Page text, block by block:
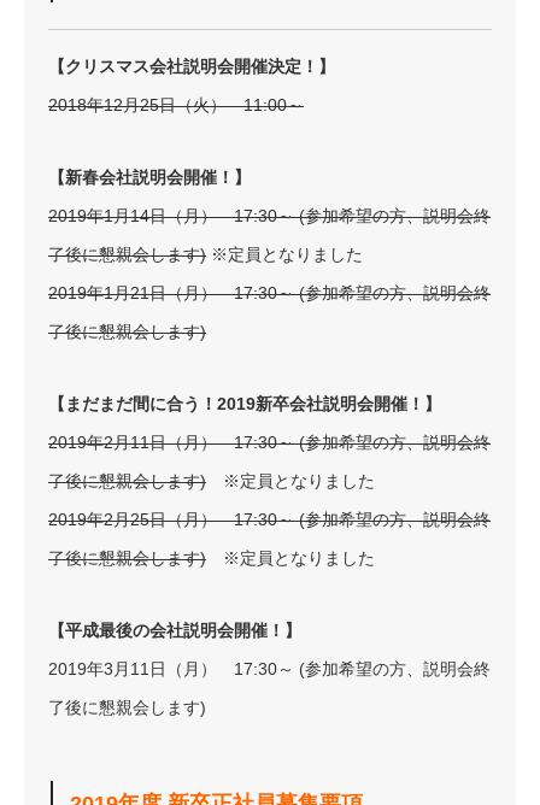
【クリスマス会社説明会開催決定！】
2018年12月25日（火） 11:00～
【新春会社説明会開催！】
2019年1月14日（月） 17:30～ (参加希望の方、説明会終
了後に懇親会します) ※定員となりました
2019年1月21日（月） 17:30～ (参加希望の方、説明会終
了後に懇親会します)
【まだまだ間に合う！2019新卒会社説明会開催！】
2019年2月11日（月） 17:30～ (参加希望の方、説明会終
了後に懇親会します) ※定員となりました
2019年2月25日（月） 17:30～ (参加希望の方、説明会終
了後に懇親会します) ※定員となりました
【平成最後の会社説明会開催！】
2019年3月11日（月） 17:30～ (参加希望の方、説明会終
了後に懇親会します)